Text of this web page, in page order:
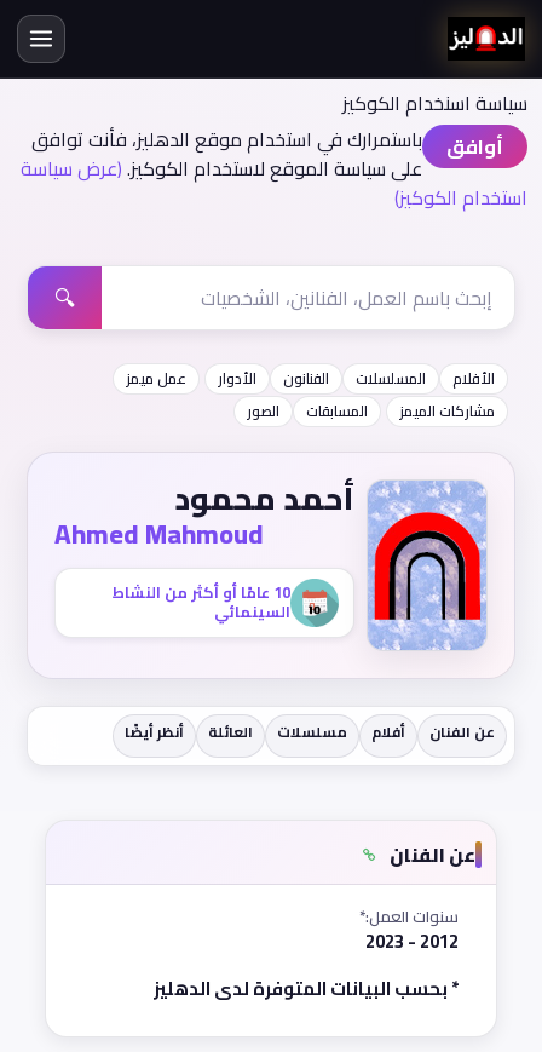
سياسة اسنخدام الكوكيز
أوافق
باستمرارك في استخدام موقع الدهليز، فأنت توافق
على سياسة الموقع لاستخدام الكوكيز.(عرض سياسة
استخدام الكوكيز)
🔍
الأفلام المسلسلات الفنانون الأدوار
عمل ميمز
مشاركات الميمز
المسابقات الصور
أحمد محمود
Ahmed Mahmoud
10 عامًا أو أكثر من النشاط
السينمائي
عن الفنان أفلام مسلسلات العائلة أنظر أيضًا
عن الفنان
سنوات العمل:*
2012 - 2023
* بحسب البيانات المتوفرة لدى الدهليز